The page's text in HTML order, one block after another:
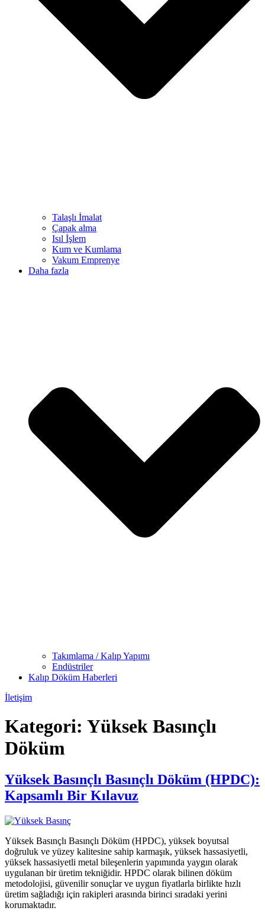
Talaşlı İmalat
Çapak alma
Isıl İşlem
Kum ve Kumlama
Vakum Emprenye
Daha fazla
Takımlama / Kalıp Yapımı
Endüstriler
Kalıp Döküm Haberleri
İletişim
Kategori: Yüksek Basınçlı
Döküm
Yüksek Basınçlı Basınçlı Döküm (HPDC):
Kapsamlı Bir Kılavuz
Yüksek Basınçlı Basınçlı Döküm (HPDC), yüksek boyutsal
doğruluk ve yüzey kalitesine sahip karmaşık, yüksek hassasiyetli,
yüksek hassasiyetli metal bileşenlerin yapımında yaygın olarak
uygulanan bir üretim tekniğidir. HPDC olarak bilinen döküm
metodolojisi, güvenilir sonuçlar ve uygun fiyatlarla birlikte hızlı
üretim sağladığı için rakipleri arasında birinci sıradaki yerini
korumaktadır.